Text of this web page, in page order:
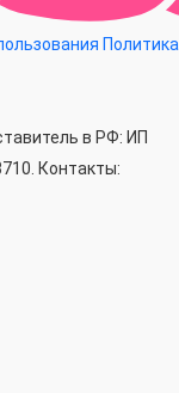
Политика
в РФ: ИП
Контакты: